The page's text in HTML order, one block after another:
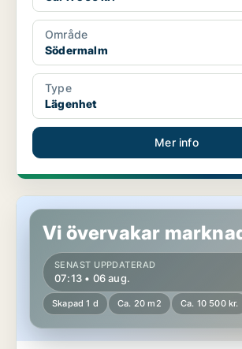
Område
Södermalm
Type
Lägenhet
Mer info
Lägenhet på Södermalm
Vi övervakar
SENAST UPPDATERAD
07:13 • 06 aug.
Skapad 1 d Ca. 20 m2 Ca. 10 500 kr.